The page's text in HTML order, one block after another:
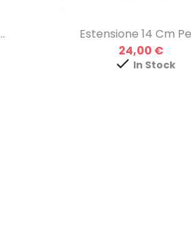
Estensione 14 Cm
Prezzo
24,00 €
 In Stock